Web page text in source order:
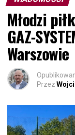
Młodzi
GAZ-
Warszowie
Przez